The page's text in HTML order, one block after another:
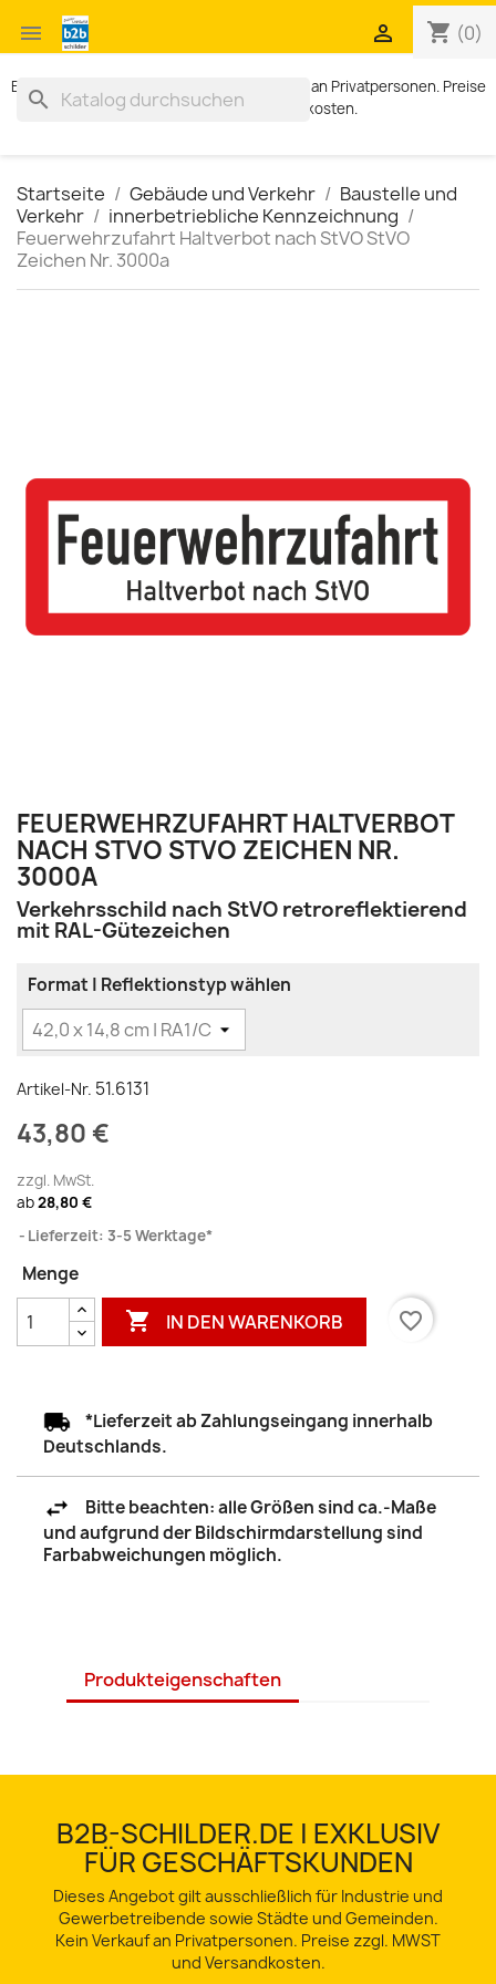
 shopping_cart (0)

Exklusiv für Geschäftskunden. Kein Verkauf an Privatpersonen. Preise
zzgl. MWST und Versandkosten.
search
Startseite Gebäude und Verkehr
Baustelle und
Verkehr
innerbetriebliche Kennzeichnung
Feuerwehrzufahrt Haltverbot nach StVO StVO
Zeichen Nr. 3000a
FEUERWEHRZUFAHRT HALTVERBOT
NACH STVO STVO ZEICHEN NR.
3000A
Verkehrsschild nach StVO retroreflektierend
mit RAL-Gütezeichen
Format | Reflektionstyp wählen
Artikel-Nr. 51.6131
43,80 €
zzgl. MwSt.
ab28,80 €
Lieferzeit: 3-5 Werktage*
Menge
 IN DEN WARENKORB favorite_border
*Lieferzeit ab Zahlungseingang innerhalb
Deutschlands.
Bitte beachten: alle Größen sind ca.-Maße
und aufgrund der Bildschirmdarstellung sind
Farbabweichungen möglich.
Produkteigenschaften
B2B-SCHILDER.DE | EXKLUSIV
FÜR GESCHÄFTSKUNDEN
Dieses Angebot gilt ausschließlich für Industrie und
Gewerbetreibende sowie Städte und Gemeinden.
Kein Verkauf an Privatpersonen. Preise zzgl. MWST
und Versandkosten.